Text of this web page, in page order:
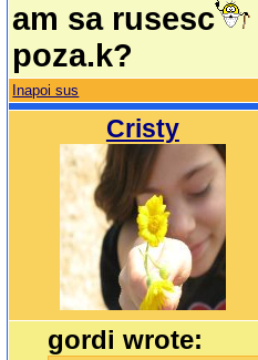
am sa rusesc
poza.k?
Inapoi sus
Cristy
gordi wrote: